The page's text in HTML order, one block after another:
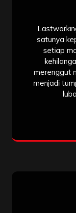
satunya
setiap
merenggut
menjadi